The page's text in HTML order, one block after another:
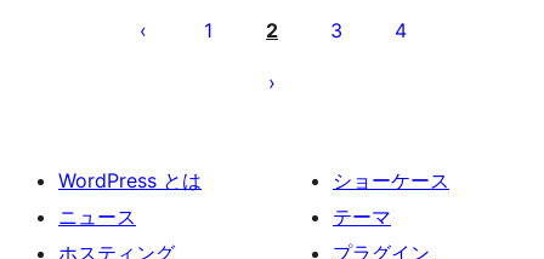
送
り
1 2 3 4
WordPress とは
ニュース
ホスティング
ショーケース
テーマ
プラグイン